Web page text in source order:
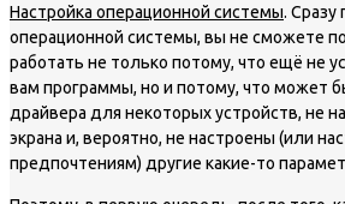
Настройка операционной системы. Сразу
операционной системы, вы не сможете
работать не только потому, что ещё не
вам программы, но и потому, что может
драйвера для некоторых устройств, не
экрана и, вероятно, не настроены (или
предпочтениям) другие какие-то